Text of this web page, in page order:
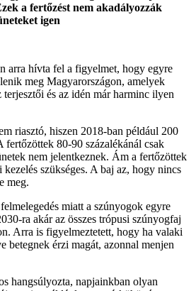
a fertőzést nem akadályozzák
igen
arra hívta fel a figyelmet, hogy egyre
meg Magyarországon, amelyek
és az idén már harminc ilyen
riasztó, hiszen 2018-ban például 200
fertőzöttek 80-90 százalékánál csak
nem jelentkeznek. Ám a fertőzöttek
szükséges. A baj az, hogy nincs
meg.
miatt a szúnyogok egyre
ra akár az összes trópusi szúnyogfaj
Arra is figyelmeztetett, hogy ha valaki
betegnek érzi magát, azonnal menjen
hangsúlyozta, napjainkban olyan